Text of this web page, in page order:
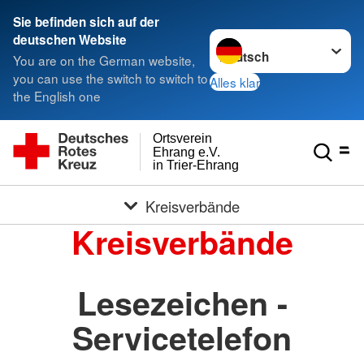
Sie befinden sich auf der
deutschen Website
You are on the German website,
you can use the switch to switch to
the English one
Sprache wechseln zu
Alles klar
in Trier-Ehrang
Ehrang e.V.
Ortsverein
Kreisverbände
Kreisverbände
Lesezeichen -
Servicetelefon